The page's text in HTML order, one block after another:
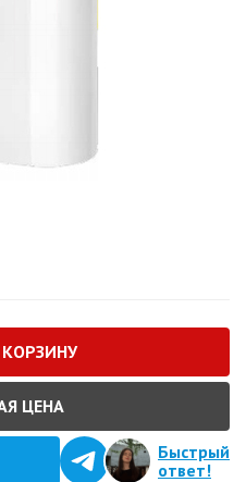
ЦЕНА
Быстрый
ответ!